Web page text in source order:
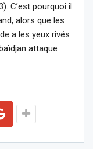
C’est pourquoi il
alors que les
a les yeux rivés
attaque